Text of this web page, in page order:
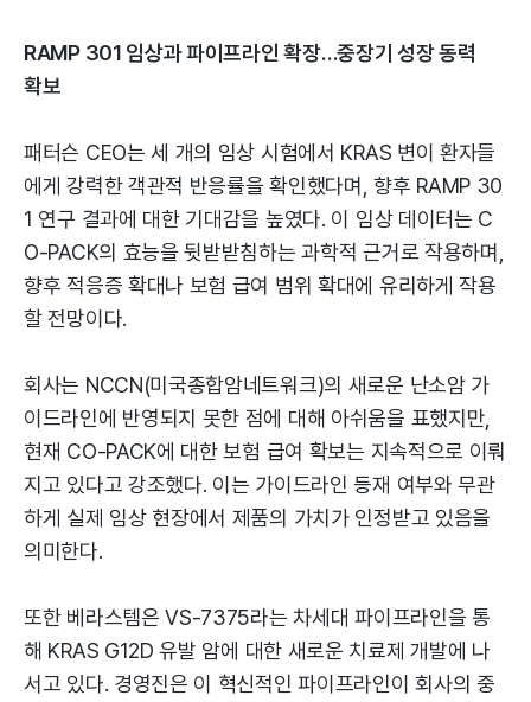
RAMP 301 임상과 파이프라인 확장…중장기 성장 동력
확보
패터슨 CEO는 세 개의 임상 시험에서 KRAS 변이 환자들
에게 강력한 객관적 반응률을 확인했다며, 향후 RAMP 30
1 연구 결과에 대한 기대감을 높였다. 이 임상 데이터는 C
O-PACK의 효능을 뒷받받침하는 과학적 근거로 작용하며,
향후 적응증 확대나 보험 급여 범위 확대에 유리하게 작용
할 전망이다.
회사는 NCCN(미국종합암네트워크)의 새로운 난소암 가
이드라인에 반영되지 못한 점에 대해 아쉬움을 표했지만,
현재 CO-PACK에 대한 보험 급여 확보는 지속적으로 이뤄
지고 있다고 강조했다. 이는 가이드라인 등재 여부와 무관
하게 실제 임상 현장에서 제품의 가치가 인정받고 있음을
의미한다.
또한 베라스템은 VS-7375라는 차세대 파이프라인을 통
해 KRAS G12D 유발 암에 대한 새로운 치료제 개발에 나
서고 있다. 경영진은 이 혁신적인 파이프라인이 회사의 중